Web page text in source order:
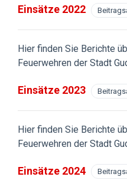
Einsätze 2022
Hier finden Sie Berichte
Feuerwehren der Stadt
Einsätze 2023
Hier finden Sie Berichte
Feuerwehren der Stadt
Einsätze 2024